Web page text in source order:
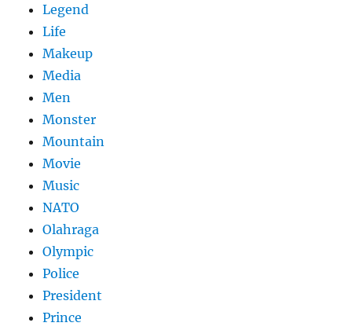
Legend
Life
Makeup
Media
Men
Monster
Mountain
Movie
Music
NATO
Olahraga
Olympic
Police
President
Prince